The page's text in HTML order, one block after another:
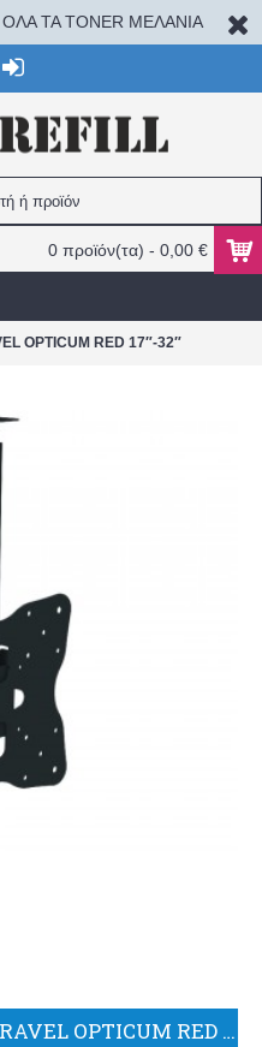
ΤΑ TONER ΜΕΛΑΝΙΑ
0 προϊόν(τα) - 0,00 €
OPTICUM RED 17″-32″
Βάση οροφής CINEMA TRAVEL OPTICUM RED 17″-32″